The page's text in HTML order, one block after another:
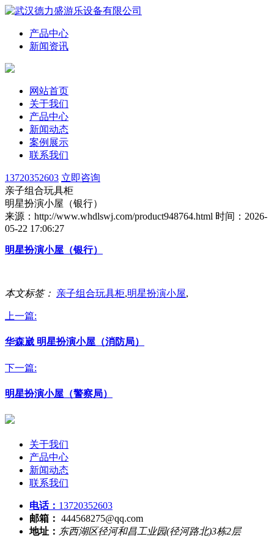
产品中心
新闻资讯
网站首页
关于我们
产品中心
新闻动态
案例展示
联系我们
13720352603 立即咨询
亲子组合玩具柜
明星扮演小屋（银行）
来源：http://www.whdlswj.com/product948764.html 时间：2026-
05-22 17:06:27
明星扮演小屋（银行）
本文标签： 亲子组合玩具柜,明星扮演小屋,
上一篇:
华森崴 明星扮演小屋（消防局）
下一篇:
明星扮演小屋（警察局）
关于我们
产品中心
新闻动态
联系我们
电话： 13720352603
邮箱： 444568275@qq.com
地址： 东西湖区径河和昌工业园(径河路北)3栋2层